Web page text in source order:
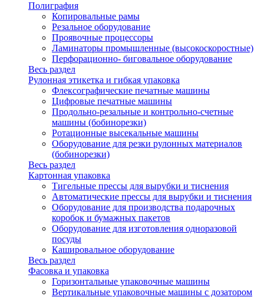
Полиграфия
Копировальные рамы
Резальное оборудование
Проявочные процессоры
Ламинаторы промышленные (высокоскоростные)
Перфорационно- биговальное оборудование
Весь раздел
Рулонная этикетка и гибкая упаковка
Флексографические печатные машины
Цифровые печатные машины
Продольно-резальные и контрольно-счетные
машины (бобинорезки)
Ротационные высекальные машины
Оборудование для резки рулонных материалов
(бобинорезки)
Весь раздел
Картонная упаковка
Тигельные прессы для вырубки и тиснения
Автоматические прессы для вырубки и тиснения
Оборудование для производства подарочных
коробок и бумажных пакетов
Оборудование для изготовления одноразовой
посуды
Кашировальное оборудование
Весь раздел
Фасовка и упаковка
Горизонтальные упаковочные машины
Вертикальные упаковочные машины с дозатором